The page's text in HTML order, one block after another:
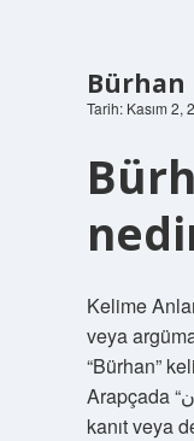
Bürhan
Tarih: Kasım 2,
Kelime
veya
“Bürhan”
Arapçada “برهان” (burhan) olarak yazılır ve
kanıt veya